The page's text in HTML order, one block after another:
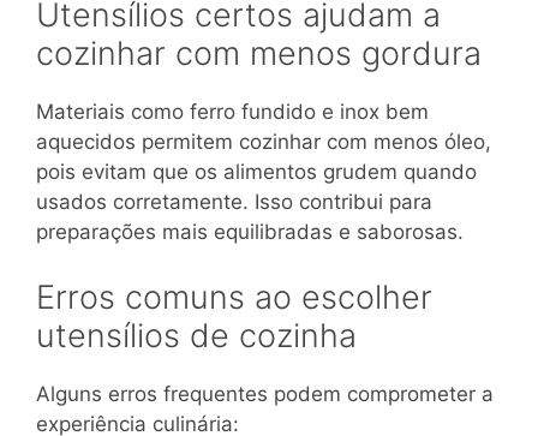
Utensílios certos ajudam a
cozinhar com menos gordura
Materiais como ferro fundido e inox bem
aquecidos permitem cozinhar com menos óleo,
pois evitam que os alimentos grudem quando
usados corretamente. Isso contribui para
preparações mais equilibradas e saborosas.
Erros comuns ao escolher
utensílios de cozinha
Alguns erros frequentes podem comprometer a
experiência culinária: